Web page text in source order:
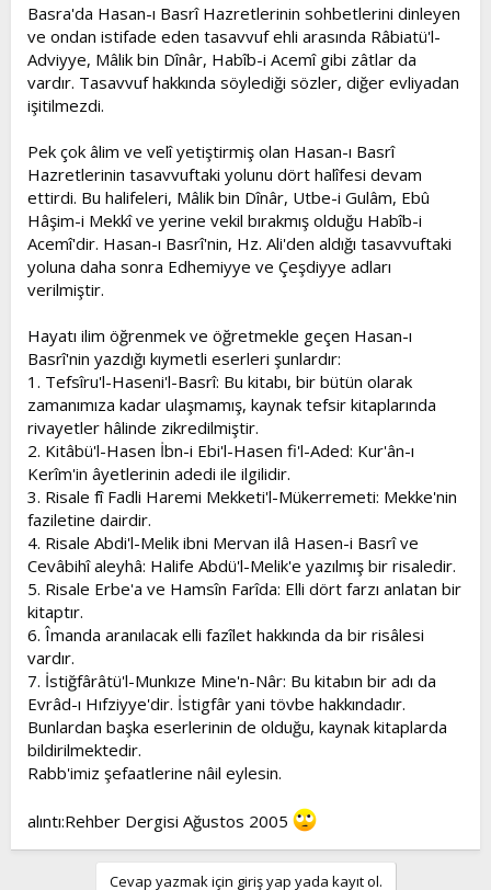
Basra'da Hasan-ı Basrî Hazretlerinin sohbetlerini dinleyen
ve ondan istifade eden tasavvuf ehli arasında Râbiatü'l-
Adviyye, Mâlik bin Dînâr, Habîb-i Acemî gibi zâtlar da
vardır. Tasavvuf hakkında söylediği sözler, diğer evliyadan
işitilmezdi.
Pek çok âlim ve velî yetiştirmiş olan Hasan-ı Basrî
Hazretlerinin tasavvuftaki yolunu dört halîfesi devam
ettirdi. Bu halifeleri, Mâlik bin Dînâr, Utbe-i Gulâm, Ebû
Hâşim-i Mekkî ve yerine vekil bırakmış olduğu Habîb-i
Acemî'dir. Hasan-ı Basrî'nin, Hz. Ali'den aldığı tasavvuftaki
yoluna daha sonra Edhemiyye ve Çeşdiyye adları
verilmiştir.
Hayatı ilim öğrenmek ve öğretmekle geçen Hasan-ı
Basrî'nin yazdığı kıymetli eserleri şunlardır:
1. Tefsîru'l-Haseni'l-Basrî: Bu kitabı, bir bütün olarak
zamanımıza kadar ulaşmamış, kaynak tefsir kitaplarında
rivayetler hâlinde zikredilmiştir.
2. Kitâbü'l-Hasen İbn-i Ebi'l-Hasen fi'l-Aded: Kur'ân-ı
Kerîm'in âyetlerinin adedi ile ilgilidir.
3. Risale fî Fadli Haremi Mekketi'l-Mükerremeti: Mekke'nin
faziletine dairdir.
4. Risale Abdi'l-Melik ibni Mervan ilâ Hasen-i Basrî ve
Cevâbihî aleyhâ: Halife Abdü'l-Melik'e yazılmış bir risaledir.
5. Risale Erbe'a ve Hamsîn Farîda: Elli dört farzı anlatan bir
kitaptır.
6. Îmanda aranılacak elli fazîlet hakkında da bir risâlesi
vardır.
7. İstiğfârâtü'l-Munkıze Mine'n-Nâr: Bu kitabın bir adı da
Evrâd-ı Hıfziyye'dir. İstigfâr yani tövbe hakkındadır.
Bunlardan başka eserlerinin de olduğu, kaynak kitaplarda
bildirilmektedir.
Rabb'imiz şefaatlerine nâil eylesin.
alıntı:Rehber Dergisi Ağustos 2005
Cevap yazmak için giriş yap yada kayıt ol.